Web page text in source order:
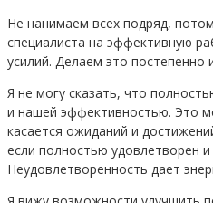
Не нанимаем всех подряд,
специалиста на эффективную
усилий. Делаем это постепенно
Я не могу сказать, что
и нашей эффективностью. Это
касается ожиданий и
если полностью удовлетворен и
Неудовлетворенность дает